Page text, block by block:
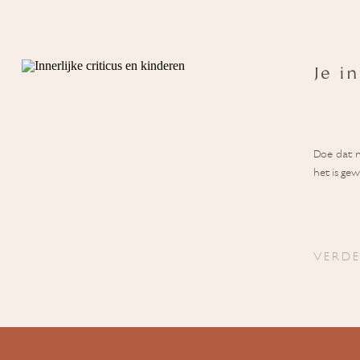
Doe dat
het is
Je